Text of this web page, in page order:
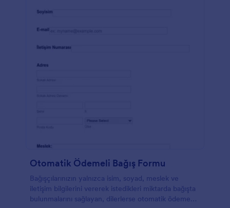
Otomatik Ödemeli Bağış Formu
Bağışçılarınızın yalnızca isim, soyad, meslek ve
iletişim bilgilerini vererek istedikleri miktarda bağışta
bulunmalarını sağlayan, dilerlerse otomatik ödeme